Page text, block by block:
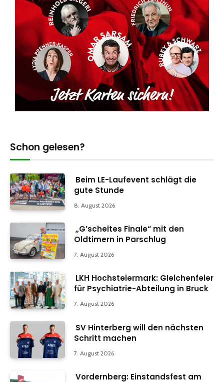
Schon gelesen?
Beim LE-Laufevent schlägt die
gute Stunde
8. August 2026
„G’scheites Finale“ mit den
Oldtimern in Parschlug
7. August 2026
LKH Hochsteiermark: Gleichenfeier
für Psychiatrie-Abteilung in Bruck
7. August 2026
SV Hinterberg will den nächsten
Schritt machen
7. August 2026
Vordernberg: Einstandsfest am